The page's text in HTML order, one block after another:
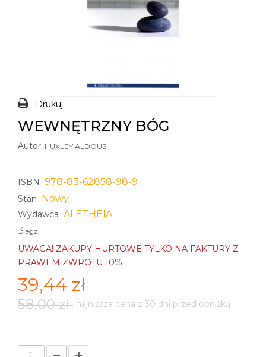
Drukuj
WEWNĘTRZNY BÓG
Autor: HUXLEY ALDOUS
ISBN 978-83-62858-98-9
Stan Nowy
Wydawca ALETHEIA
3 egz.
UWAGA! ZAKUPY HURTOWE TYLKO NA FAKTURY Z
PRAWEM ZWROTU 10%
39,44 zł
58,00 zł najniższa cena z 30 dni przed obniżką